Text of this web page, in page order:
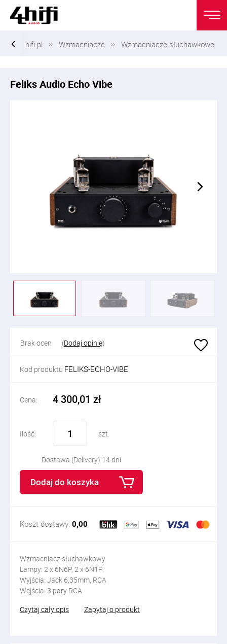
hifi.pl Wzmacniacze Wzmacniacze słuchawkowe
Feliks Audio Echo Vibe
Brak ocen (Dodaj opinię)
Kod produktu FELIKS-ECHO-VIBE
Cena: 4 300,01 zł
Ilość: szt.
Dostawa (Delivery) 14 dni
Dodaj do koszyka
Koszt dostawy: 0,00
Wzmacniacz słuchawkowy
Lampy: 2 x 6N6P, 2 x 6N1P
Wyjścia: Jack 6,35mm, RCA
Wejścia: 3 pary RCA
Czytaj cały opis
Zapytaj o produkt